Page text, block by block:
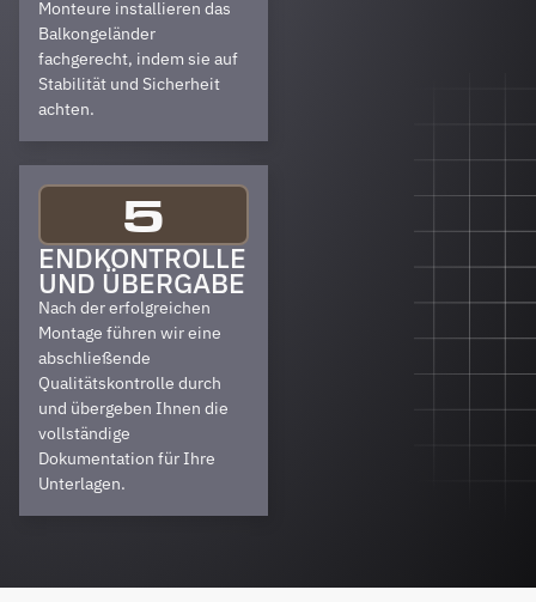
Monteure installieren das
Balkongeländer
fachgerecht, indem sie auf
Stabilität und Sicherheit
achten.
5
ENDKONTROLLE
UND ÜBERGABE
Nach der erfolgreichen
Montage führen wir eine
abschließende
Qualitätskontrolle durch
und übergeben Ihnen die
vollständige
Dokumentation für Ihre
Unterlagen.